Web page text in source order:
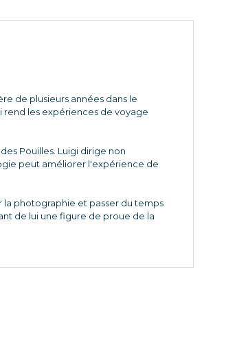
de plusieurs années dans le
les expériences de voyage
Pouilles. Luigi dirige non
peut améliorer l'expérience de
photographie et passer du temps
de lui une figure de proue de la